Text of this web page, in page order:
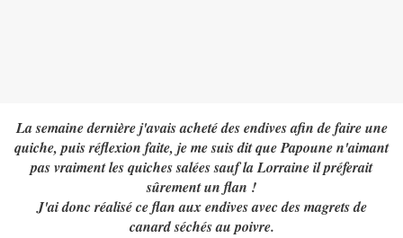
La semaine dernière j'avais acheté des endives afin de faire une
quiche, puis réflexion faite, je me suis dit que Papoune n'aimant
pas vraiment les quiches salées sauf la Lorraine il préferait
sûrement un flan !
J'ai donc réalisé ce flan aux endives avec des magrets de
canard séchés au poivre.